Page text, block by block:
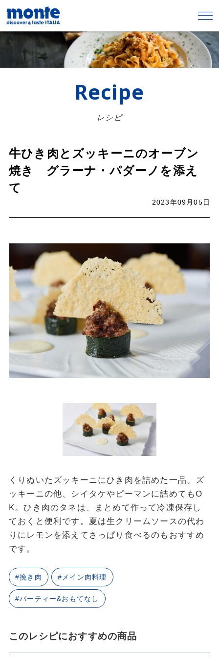
Recipe
レシピ
牛ひき肉とズッキーニのオーブン
焼き グラーナ・パダーノを添え
て
2023年09月05日
くりぬいたズッキーニにひき肉を詰めた一品。ズ
ッキーニの他、シイタケやピーマンに詰めてもO
K。ひき肉のタネは、まとめて作って冷凍保存し
ておくと便利です。夏は生クリームソースの代わ
りにレモンを添えてさっぱり食べるのもおすすめ
です。
#挽き肉 #メイン肉料理
#パーティー&おもてなし
このレシピにおすすめの商品